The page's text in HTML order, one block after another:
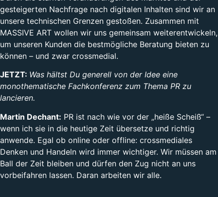
gesteigerten Nachfrage nach digitalen Inhalten sind wir an
unsere technischen Grenzen gestoßen. Zusammen mit
MASSIVE ART wollen wir uns gemeinsam weiterentwickeln,
um unseren Kunden die bestmögliche Beratung bieten zu
können – und zwar crossmedial.
JETZT: Was hältst Du generell von der Idee eine
monothematische Fachkonferenz zum Thema PR zu
lancieren.
Martin Dechant: PR ist nach wie vor der „heiße Scheiß“ –
wenn ich sie in die heutige Zeit übersetze und richtig
anwende. Egal ob online oder offline: crossmediales
Denken und Handeln wird immer wichtiger. Wir müssen am
Ball der Zeit bleiben und dürfen den Zug nicht an uns
vorbeifahren lassen. Daran arbeiten wir alle.